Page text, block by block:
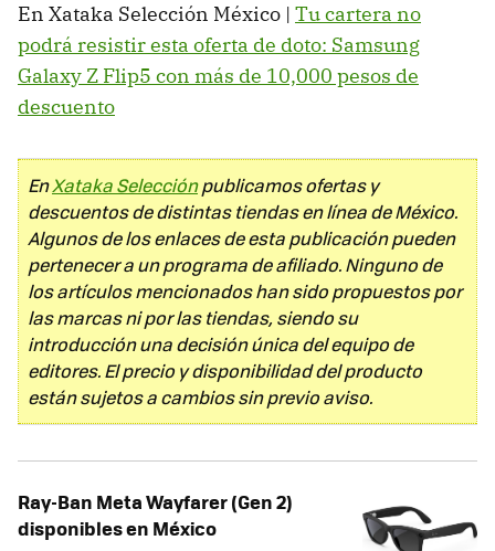
En Xataka Selección México | Tu cartera no
podrá resistir esta oferta de doto: Samsung
Galaxy Z Flip5 con más de 10,000 pesos de
descuento
EnXataka Selecciónpublicamos ofertas y
descuentos de distintas tiendas en línea de México.
Algunos de los enlaces de esta publicación pueden
pertenecer a un programa de afiliado. Ninguno de
los artículos mencionados han sido propuestos por
las marcas ni por las tiendas, siendo su
introducción una decisión única del equipo de
editores. El precio y disponibilidad del producto
están sujetos a cambios sin previo aviso.
Ray-Ban Meta Wayfarer (Gen 2)
disponibles en México